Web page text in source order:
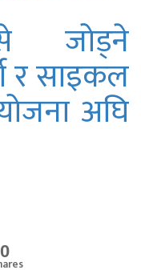
जोड्ने
र साइकल
अघि
0